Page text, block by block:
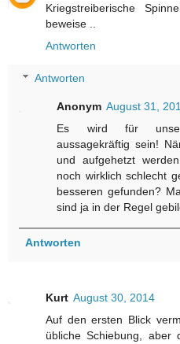
Kriegstreiberische
beweise ..
Antworten
Antworten
Anonym August 31,
Es wird für
aussagekräftig sein!
und aufgehetzt
noch wirklich schlecht
besseren gefunden?
sind ja in der Regel
Antworten
Kurt August 30, 2014
Auf den ersten Blick
übliche Schiebung,